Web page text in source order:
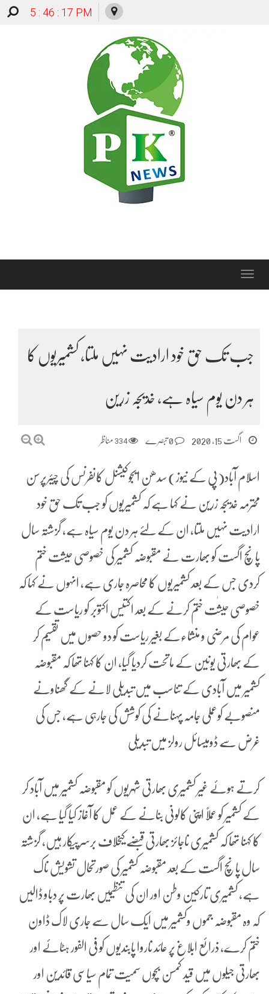
5 : 46 : 17 PM
Toggle
جب تک حق خود ارادیت نہیں ملتا، کشمیریوں کا
ہر دن یوم سیاہ ہے، خدیجہ زرین
اگست 15, 2020 334 مناظر
اسلام آباد(پی کے نیوز) سدھن ایجوکیشنل کانفرنس کی چیئرپرسن
محترمہ خدیجہ زرین نے کہا ہے کہ کشمیریوں کو جب تک حق خود
ارادیت نہیں ملتا، ان کے لئے ہر دن یوم سیاہ ہے، گزشتہ سال
پانچ اگست کو بھارت نے مقبوضہ کشمیر کی خصوصی حیثت ختم
کردی جس کے بعد کشمیریوں کا محاصرہ جاری ہے، انہوں نے کہا کہ
خصوصی حیثٰت ختم کرنے کے بعد اکتیس اکتوبر کو ریاست کے
عوام کی مرضی و منشاءکے بغیر ریاست کو دو حصوں میں تقسیم کر
کے بھارتی یونین کے ماتحت کردیا گیا، ان کا کہنا تھا کہ مقبوضہ
کشمیر میں آبادی کے تناسب میں تبدیلی لانے کے گھناونے
منصوبے کوعملی جامہ پہنانے کی کوشش کی جارہی ہے، جس کی
غرض سے ڈومیسائل رولز میں تبدیلی
کرتے ہوئے غیر کشمیری بھارتی شہریوں کو مقبوضہ کشمیر میں آباد کر
کے کشمیر کو عملاً اپنی کالونی بنانے کے عمل کا آغاز کیا گیا ہے، ان
کا کہنا تھا کہ کشمیری ناجائز بھارتی قبضے کیخلاف برسرپیکار ہیں، گزشتہ
سال پانچ اگست کے بعد مقبوضہ کشمیر کی صورتحال تشویش ناک
ہے، کشمیری تارکین وطن اور ان کی تنظیمیں بھارت پر دباو ڈالیں
کہ وہ مقبوضہ جموں وکشمیر میں ایک سال سے جاری لاک ڈاون
ختم کرے، ذرائع ابلاغ پر عائد ناروا پابندیوں کو فی الفور ہٹائے اور
بھارتی جیلوں میں قید کمسن بچوں سمیت تمام سیاسی قائدین اور